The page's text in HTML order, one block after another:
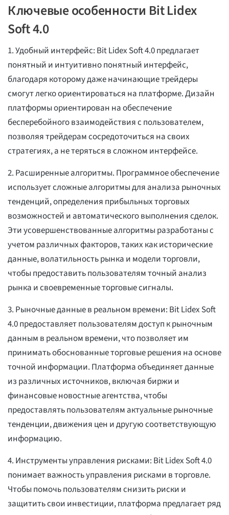
Ключевые особенности Bit Lidex
Soft 4.0
1. Удобный интерфейс: Bit Lidex Soft 4.0 предлагает
понятный и интуитивно понятный интерфейс,
благодаря которому даже начинающие трейдеры
смогут легко ориентироваться на платформе. Дизайн
платформы ориентирован на обеспечение
бесперебойного взаимодействия с пользователем,
позволяя трейдерам сосредоточиться на своих
стратегиях, а не теряться в сложном интерфейсе.
2. Расширенные алгоритмы. Программное обеспечение
использует сложные алгоритмы для анализа рыночных
тенденций, определения прибыльных торговых
возможностей и автоматического выполнения сделок.
Эти усовершенствованные алгоритмы разработаны с
учетом различных факторов, таких как исторические
данные, волатильность рынка и модели торговли,
чтобы предоставить пользователям точный анализ
рынка и своевременные торговые сигналы.
3. Рыночные данные в реальном времени: Bit Lidex Soft
4.0 предоставляет пользователям доступ к рыночным
данным в реальном времени, что позволяет им
принимать обоснованные торговые решения на основе
точной информации. Платформа объединяет данные
из различных источников, включая биржи и
финансовые новостные агентства, чтобы
предоставлять пользователям актуальные рыночные
тенденции, движения цен и другую соответствующую
информацию.
4. Инструменты управления рисками: Bit Lidex Soft 4.0
понимает важность управления рисками в торговле.
Чтобы помочь пользователям снизить риски и
защитить свои инвестиции, платформа предлагает ряд